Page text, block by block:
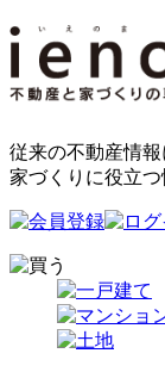
従来の不動産情
家づくりに役立つ